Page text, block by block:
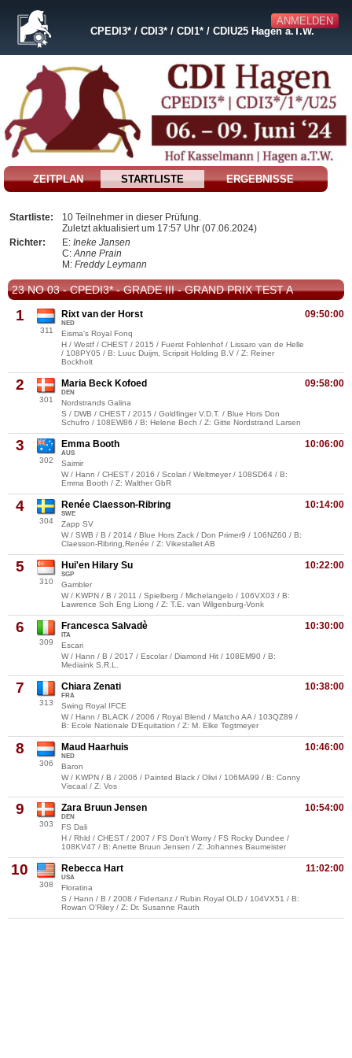
ANMELDEN
CPEDI3* / CDI3* / CDI1* / CDIU25 Hagen a.T.W.
ZEITPLAN STARTLISTE ERGEBNISSE
Startliste:
10 Teilnehmer in dieser Prüfung.
Zuletzt aktualisiert um 17:57 Uhr (07.06.2024)
Richter:
E: Ineke Jansen
C:Anne Prain
M: Freddy Leymann
23 NO 03 - CPEDI3* - GRADE III - GRAND PRIX TEST A
1
311
09:50:00
Rixt van der Horst
NED
Eisma's Royal Fonq
H / Westf / CHEST / 2015 / Fuerst Fohlenhof / Lissaro van de Helle
/ 108PY05 / B: Luuc Duijm, Scripsit Holding B.V / Z: Reiner
Bockholt
2
301
09:58:00
Maria Beck Kofoed
DEN
Nordstrands Galina
S / DWB / CHEST / 2015 / Goldfinger V.D.T. / Blue Hors Don
Schufro / 108EW86 / B: Helene Bech / Z: Gitte Nordstrand Larsen
3
302
10:06:00
Emma Booth
AUS
Saimir
W / Hann / CHEST / 2016 / Scolari / Weltmeyer / 108SD64 / B:
Emma Booth / Z: Walther GbR
4
304
10:14:00
Renée Claesson-Ribring
SWE
Zapp SV
W / SWB / B / 2014 / Blue Hors Zack / Don Primer9 / 106NZ60 / B:
Claesson-Ribring,Renée / Z: Vikestallet AB
5
310
10:22:00
Hui'en Hilary Su
SGP
Gambler
W / KWPN / B / 2011 / Spielberg / Michelangelo / 106VX03 / B:
Lawrence Soh Eng Liong / Z: T.E. van Wilgenburg-Vonk
6
309
10:30:00
Francesca Salvadè
ITA
Escari
W / Hann / B / 2017 / Escolar / Diamond Hit / 108EM90 / B:
Mediaink S.R.L.
7
313
10:38:00
Chiara Zenati
FRA
Swing Royal IFCE
W / Hann / BLACK / 2006 / Royal Blend / Matcho AA / 103QZ89 /
B: Ecole Nationale D'Equitation / Z: M. Elke Tegtmeyer
8
306
10:46:00
Maud Haarhuis
NED
Baron
W / KWPN / B / 2006 / Painted Black / Olivi / 106MA99 / B: Conny
Viscaal / Z: Vos
9
303
10:54:00
Zara Bruun Jensen
DEN
FS Dali
H / Rhld / CHEST / 2007 / FS Don't Worry / FS Rocky Dundee /
108KV47 / B: Anette Bruun Jensen / Z: Johannes Baumeister
10
308
11:02:00
Rebecca Hart
USA
Floratina
S / Hann / B / 2008 / Fidertanz / Rubin Royal OLD / 104VX51 / B:
Rowan O'Riley / Z: Dr. Susanne Rauth